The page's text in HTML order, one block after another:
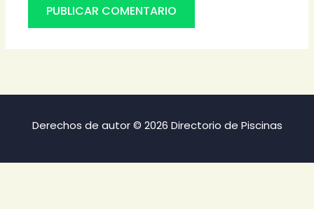
Derechos de autor © 2026 Directorio de Piscinas